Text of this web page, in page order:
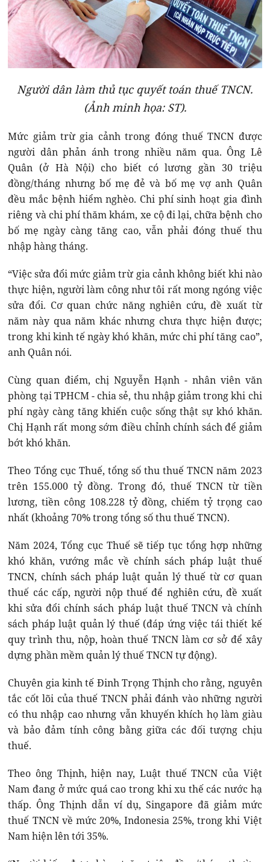
Người dân làm thủ tục quyết toán thuế TNCN.
(Ảnh minh họa: ST).
Mức giảm trừ gia cảnh trong đóng thuế TNCN được
người dân phản ánh trong nhiều năm qua. Ông Lê
Quân (ở Hà Nội) cho biết có lương gần 30 triệu
đồng/tháng nhưng bố mẹ đẻ và bố mẹ vợ anh Quân
đều mắc bệnh hiểm nghèo. Chi phí sinh hoạt gia đình
riêng và chi phí thăm khám, xe cộ đi lại, chữa bệnh cho
bố mẹ ngày càng tăng cao, vẫn phải đóng thuế thu
nhập hàng tháng.
“Việc sửa đổi mức giảm trừ gia cảnh không biết khi nào
thực hiện, người làm công như tôi rất mong ngóng việc
sửa đổi. Cơ quan chức năng nghiên cứu, đề xuất từ
năm này qua năm khác nhưng chưa thực hiện được;
trong khi kinh tế ngày khó khăn, mức chi phí tăng cao”,
anh Quân nói.
Cùng quan điểm, chị Nguyễn Hạnh - nhân viên văn
phòng tại TPHCM - chia sẻ, thu nhập giảm trong khi chi
phí ngày càng tăng khiến cuộc sống thật sự khó khăn.
Chị Hạnh rất mong sớm điều chỉnh chính sách để giảm
bớt khó khăn.
Theo Tổng cục Thuế, tổng số thu thuế TNCN năm 2023
trên 155.000 tỷ đồng. Trong đó, thuế TNCN từ tiền
lương, tiền công 108.228 tỷ đồng, chiếm tỷ trọng cao
nhất (khoảng 70% trong tổng số thu thuế TNCN).
Năm 2024, Tổng cục Thuế sẽ tiếp tục tổng hợp những
khó khăn, vướng mắc về chính sách pháp luật thuế
TNCN, chính sách pháp luật quản lý thuế từ cơ quan
thuế các cấp, người nộp thuế để nghiên cứu, đề xuất
khi sửa đổi chính sách pháp luật thuế TNCN và chính
sách pháp luật quản lý thuế (đáp ứng việc tái thiết kế
quy trình thu, nộp, hoàn thuế TNCN làm cơ sở để xây
dựng phần mềm quản lý thuế TNCN tự động).
Chuyên gia kinh tế Đinh Trọng Thịnh cho rằng, nguyên
tắc cốt lõi của thuế TNCN phải đánh vào những người
có thu nhập cao nhưng vẫn khuyến khích họ làm giàu
và bảo đảm tính công bằng giữa các đối tượng chịu
thuế.
Theo ông Thịnh, hiện nay, Luật thuế TNCN của Việt
Nam đang ở mức quá cao trong khi xu thế các nước hạ
thấp. Ông Thịnh dẫn ví dụ, Singapore đã giảm mức
thuế TNCN về mức 20%, Indonesia 25%, trong khi Việt
Nam hiện lên tới 35%.